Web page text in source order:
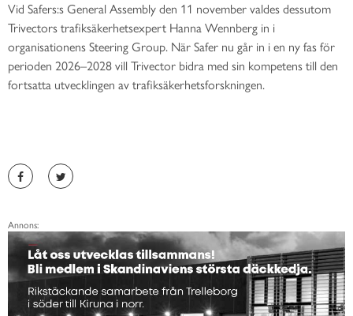
Vid Safers:s General Assembly den 11 november valdes dessutom
Trivectors trafiksäkerhetsexpert Hanna Wennberg in i
organisationens Steering Group. När Safer nu går in i en ny fas för
perioden 2026–2028 vill Trivector bidra med sin kompetens till den
fortsatta utvecklingen av trafiksäkerhetsforskningen.
Annons: